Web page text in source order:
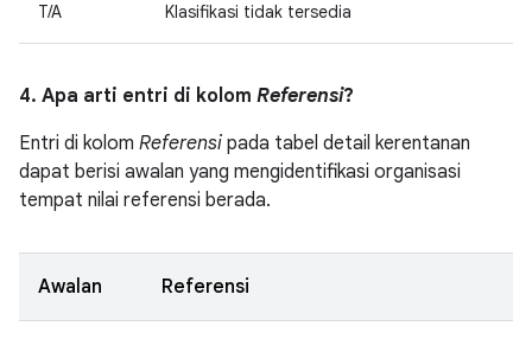
T/A Klasifikasi tidak tersedia
4. Apa arti entri di kolom Referensi?
Entri di kolom Referensi pada tabel detail kerentanan
dapat berisi awalan yang mengidentifikasi organisasi
tempat nilai referensi berada.
Awalan Referensi